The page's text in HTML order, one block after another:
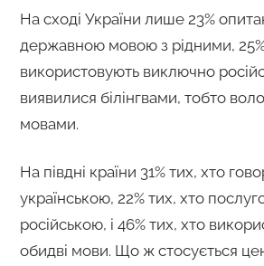
На сході України лише 23%
державною мовою з рідними,
використовують виключно
виявилися білінгвами, тобто
мовами.
На півдні країни 31% тих, хто
українською, 22% тих, хто
російською, і 46% тих, хто
обидві мови. Що ж стосується